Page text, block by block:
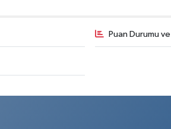
Puan Durumu